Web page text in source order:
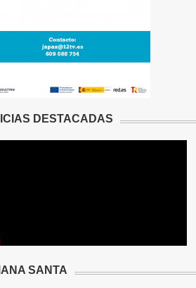
DESTACADAS
SANTA